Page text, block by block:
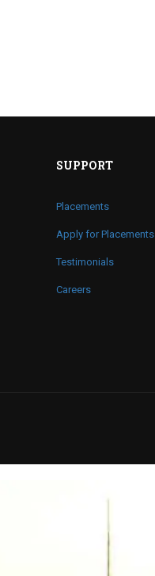
SUPPORT
Placements
Apply for Placements
Testimonials
Careers